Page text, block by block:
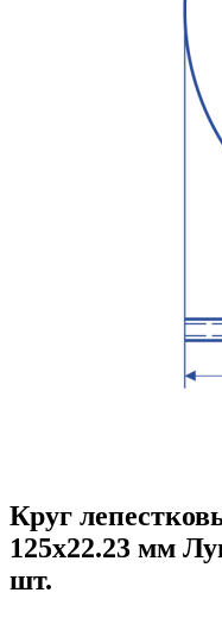
Круг
125х22.23 мм
шт.